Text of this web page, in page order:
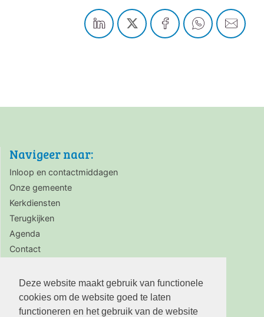
Deze website maakt gebruik van functionele
cookies om de website goed te laten
functioneren en het gebruik van de website
Navigeer naar:
Inloop en contactmiddagen
Onze gemeente
Kerkdiensten
Terugkijken
Agenda
Contact